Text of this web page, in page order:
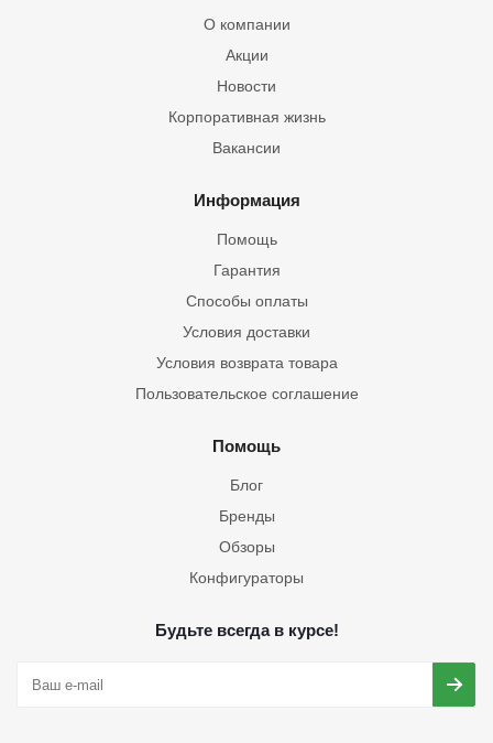
О компании
Акции
Новости
Корпоративная жизнь
Вакансии
Информация
Помощь
Гарантия
Способы оплаты
Условия доставки
Условия возврата товара
Пользовательское соглашение
Помощь
Блог
Бренды
Обзоры
Конфигураторы
Будьте всегда в курсе!